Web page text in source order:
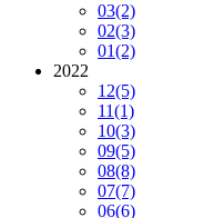
03(2)
02(3)
01(2)
2022
12(5)
11(1)
10(3)
09(5)
08(8)
07(7)
06(6)